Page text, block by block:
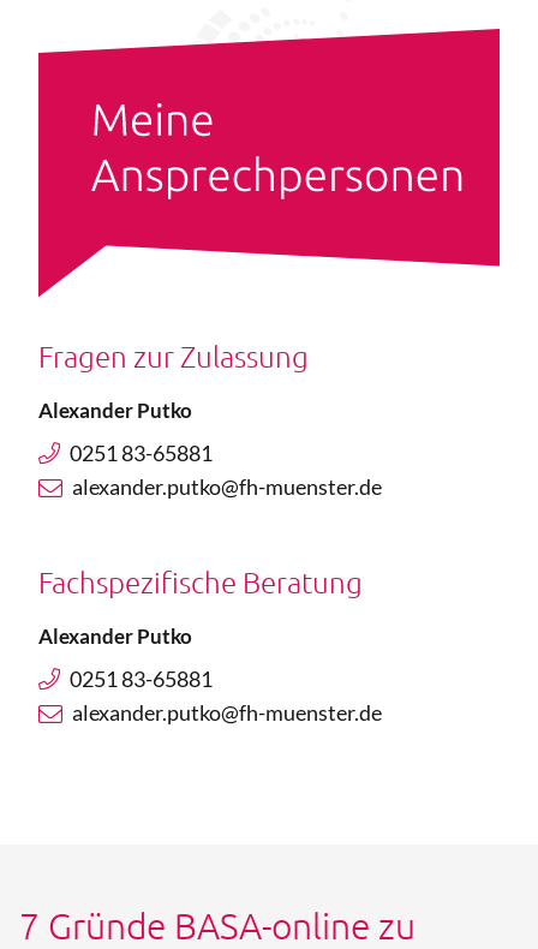
Fragen zur Zulassung
Alexander Putko
0251 83-65881
alexander.putko@fh-muenster.de
Fachspezifische Beratung
Alexander Putko
0251 83-65881
alexander.putko@fh-muenster.de
7 Gründe BASA-online zu